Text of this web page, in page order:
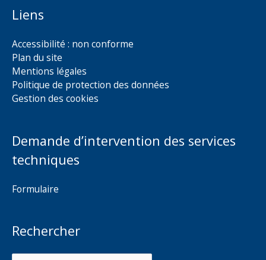
Liens
Accessibilité : non conforme
Plan du site
Mentions légales
Politique de protection des données
Gestion des cookies
Demande d’intervention des services
techniques
Formulaire
Rechercher